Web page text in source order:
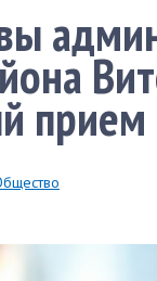
прием